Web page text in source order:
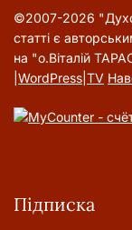
©2007-2026
статті є
на "о.Віталій
WordPress TV
Підписка